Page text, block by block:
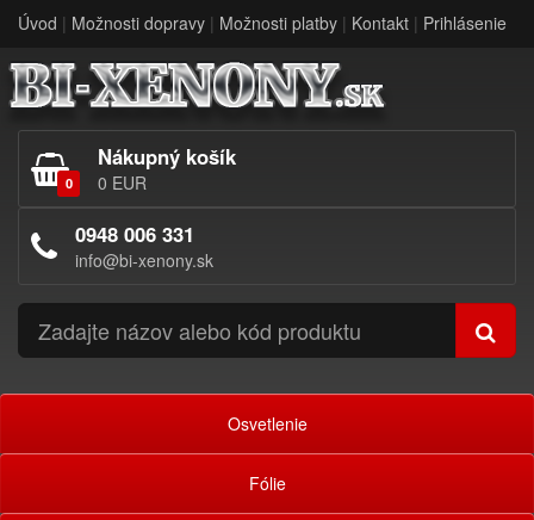
Úvod | Možnosti dopravy | Možnosti platby | Kontakt | Prihlásenie
0
Nákupný košík
0 EUR
0948 006 331
info@bi-xenony.sk
Osvetlenie
Fólie